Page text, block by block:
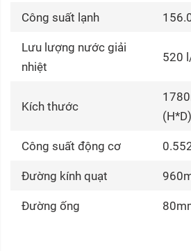
Công suất lạnh
Lưu lượng nước giải
nhiệt
520
Kích thước
(H*D)
Công suất động cơ
Đường kính quạt
Đường ống